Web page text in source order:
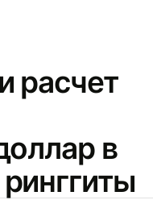
расчет
в